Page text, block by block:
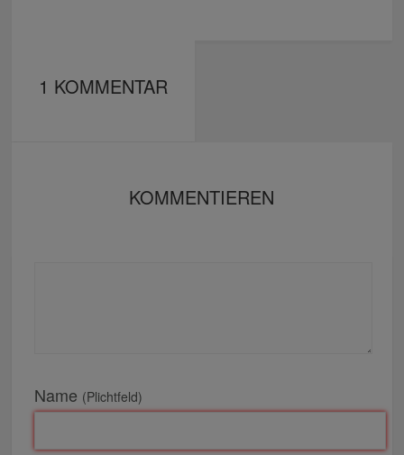
1 KOMMENTAR
KOMMENTIEREN
Name (Plichtfeld)